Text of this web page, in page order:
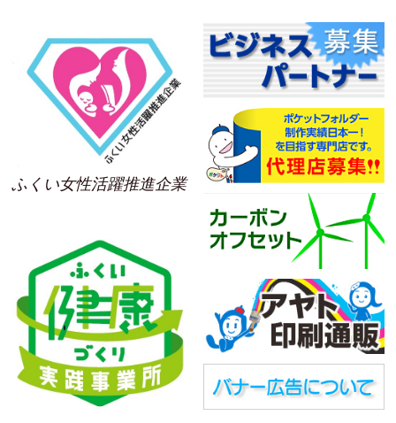
ふくい女性活躍推進企業